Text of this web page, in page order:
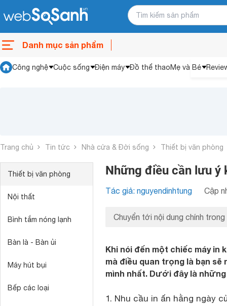
Danh mục sản phẩm
Công nghệ Cuộc sống Điện máy Đồ thể thaoMẹ và Bé
Trang chủ Tin tức Nhà cửa & Đời sống Thiết bị văn phòng
Thiết bị văn phòng
Nội thất
Bình tắm nóng lạnh
Bàn là - Bàn ủi
Máy hút bụi
Bếp các loại
Những điều cần lưu ý
Tác giả: nguyendinhtung Cập
Chuyển tới nội dung chính trong
Khi nói đến một chiếc máy
mà điều quan trọng là bạn
mình nhất. Dưới đây là
1. Nhu cầu in ấn hằng ngày